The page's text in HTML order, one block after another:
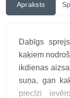
Apraksts
Dabīgs
kaķiem
ikdienas
suņa, gan
precīzi